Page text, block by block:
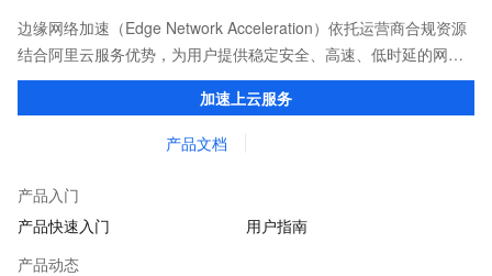
边缘网络加速（Edge Network Acceleration）依托运营商合规资源
结合阿里云服务优势，为用户提供稳定安全、高速、低时延的网络
传输，解决客户不同站点的连接、组网、数据安全传输、业务质量
加速上云服务
产品文档
产品入门
产品快速入门
用户指南
产品动态